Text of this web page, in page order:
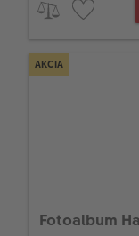
AKCIA
Fotoalbum